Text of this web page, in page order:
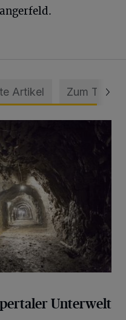
Artikel Zum Thema
Unterwelt